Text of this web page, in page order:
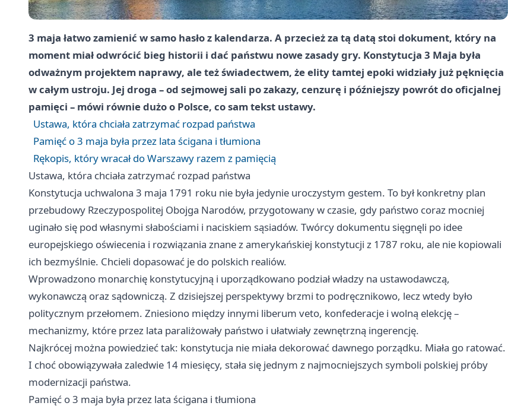
3 maja łatwo zamienić w samo hasło z kalendarza. A przecież za tą datą stoi dokument, który na
moment miał odwrócić bieg historii i dać państwu nowe zasady gry. Konstytucja 3 Maja była
odważnym projektem naprawy, ale też świadectwem, że elity tamtej epoki widziały już pęknięcia
w całym ustroju. Jej droga – od sejmowej sali po zakazy, cenzurę i późniejszy powrót do oficjalnej
pamięci – mówi równie dużo o Polsce, co sam tekst ustawy.
Ustawa, która chciała zatrzymać rozpad państwa
Pamięć o 3 maja była przez lata ścigana i tłumiona
Rękopis, który wracał do Warszawy razem z pamięcią
Ustawa, która chciała zatrzymać rozpad państwa
Konstytucja uchwalona 3 maja 1791 roku nie była jedynie uroczystym gestem. To był konkretny plan
przebudowy Rzeczypospolitej Obojga Narodów, przygotowany w czasie, gdy państwo coraz mocniej
uginało się pod własnymi słabościami i naciskiem sąsiadów. Twórcy dokumentu sięgnęli po idee
europejskiego oświecenia i rozwiązania znane z amerykańskiej konstytucji z 1787 roku, ale nie kopiowali
ich bezmyślnie. Chcieli dopasować je do polskich realiów.
Wprowadzono monarchię konstytucyjną i uporządkowano podział władzy na ustawodawczą,
wykonawczą oraz sądowniczą. Z dzisiejszej perspektywy brzmi to podręcznikowo, lecz wtedy było
politycznym przełomem. Zniesiono między innymi liberum veto, konfederacje i wolną elekcję –
mechanizmy, które przez lata paraliżowały państwo i ułatwiały zewnętrzną ingerencję.
Najkrócej można powiedzieć tak: konstytucja nie miała dekorować dawnego porządku. Miała go ratować.
I choć obowiązywała zaledwie 14 miesięcy, stała się jednym z najmocniejszych symboli polskiej próby
modernizacji państwa.
Pamięć o 3 maja była przez lata ścigana i tłumiona